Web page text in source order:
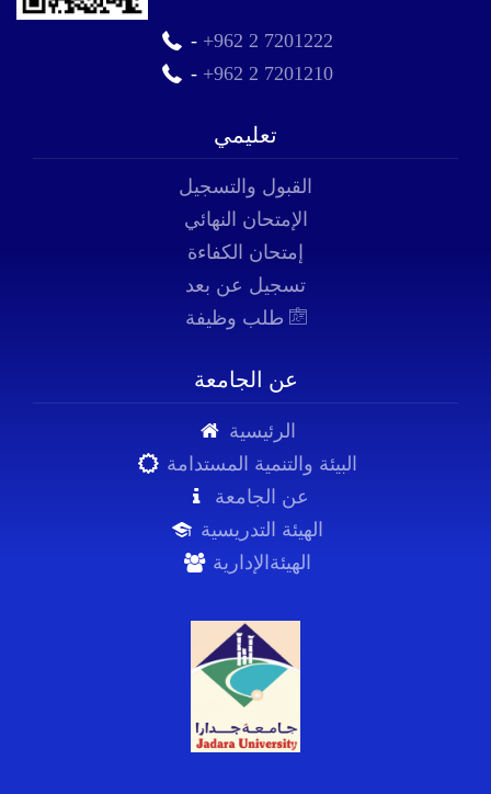
- +962 2 7201222
- +962 2 7201210
تعليمي
القبول والتسجيل
الإمتحان النهائي
إمتحان الكفاءة
تسجيل عن بعد
عن الجامعة
الرئيسية
البيئة والتنمية المستدامة
عن الجامعة
الهيئة التدريسية
الهيئةالإدارية